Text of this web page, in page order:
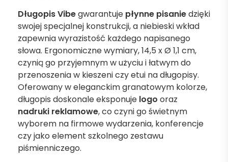
Długopis Vibegwarantuje płynne pisaniedzięki
swojej specjalnej konstrukcji, a niebieski wkład
zapewnia wyrazistość każdego napisanego
słowa. Ergonomiczne wymiary, 14,5 x Ø 1,1 cm,
czynią go przyjemnym w użyciu i łatwym do
przenoszenia w kieszeni czy etui na długopisy.
Oferowany w eleganckim granatowym kolorze,
długopis doskonale eksponuje logo oraz
nadruki reklamowe, co czyni go świetnym
wyborem na firmowe wydarzenia, konferencje
czy jako element szkolnego zestawu
piśmienniczego.